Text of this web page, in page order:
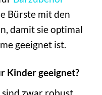
Bürste mit den
damit sie optimal
geeignet ist.
Kinder geeignet?
zwar robust,